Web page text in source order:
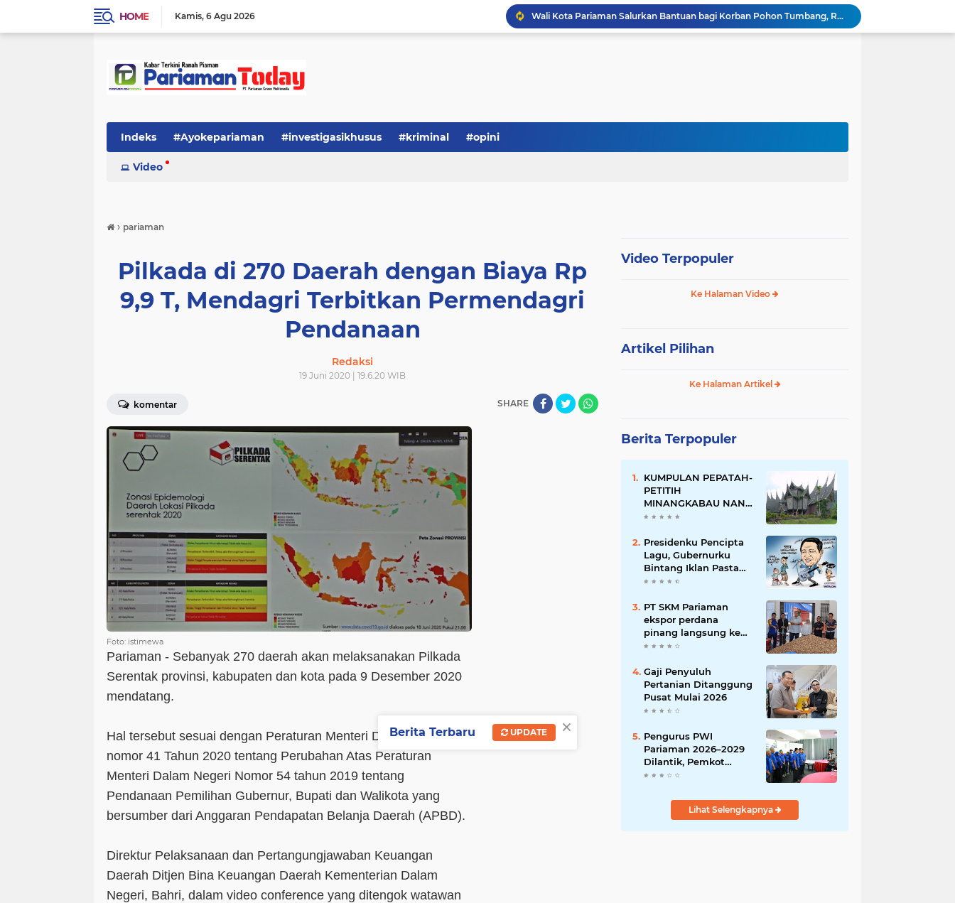
HOME Kamis 6 Agu 2026
Wali Kota Pariaman Salurkan Bantuan bagi Korban Pohon Tumbang, Rumah Rusak Berat Akan Dibedah
Wali Kota Pariaman Ajukan Rancangan KUA-PPAS APBD 2027, Pendapatan Diproyeksikan Rp626,1 Miliar
Wali Kota Pariaman Hadiri Penguatan Relawan Pancasila, Tekankan Implementasi Nilai Pancasila dalam Pelayanan Publik
Indeks #Ayokepariaman #investigasikhusus #kriminal #opini
Video
› pariaman
Pilkada di 270 Daerah dengan Biaya Rp
9,9 T, Mendagri Terbitkan Permendagri
Pendanaan
Redaksi
19 Juni 2020 | 19.6.20 WIB
komentar SHARE
Foto: istimewa
Pariaman - Sebanyak 270 daerah akan melaksanakan Pilkada
Serentak provinsi, kabupaten dan kota pada 9 Desember 2020
mendatang.
Hal tersebut sesuai dengan Peraturan Menteri Dalam Negeri
nomor 41 Tahun 2020 tentang Perubahan Atas Peraturan
Menteri Dalam Negeri Nomor 54 tahun 2019 tentang
Pendanaan Pemilihan Gubernur, Bupati dan Walikota yang
bersumber dari Anggaran Pendapatan Belanja Daerah (APBD).
Direktur Pelaksanaan dan Pertangungjawaban Keuangan
Daerah Ditjen Bina Keuangan Daerah Kementerian Dalam
Negeri, Bahri, dalam video conference yang ditengok watawan
Video Terpopuler
Ke Halaman Video
Artikel Pilihan
Ke Halaman Artikel
Berita Terpopuler
KUMPULAN PEPATAH-
PETITIH
MINANGKABAU NAN
ELOK
Presidenku Pencipta
Lagu, Gubernurku
Bintang Iklan Pasta
Gigi
PT SKM Pariaman
ekspor perdana
pinang langsung ke
India
Gaji Penyuluh
Pertanian Ditanggung
Pusat Mulai 2026
Pengurus PWI
Pariaman 2026–2029
Dilantik, Pemkot
Tekankan Sinergi dan
Lihat Selengkapnya
×
Berita Terbaru UPDATE